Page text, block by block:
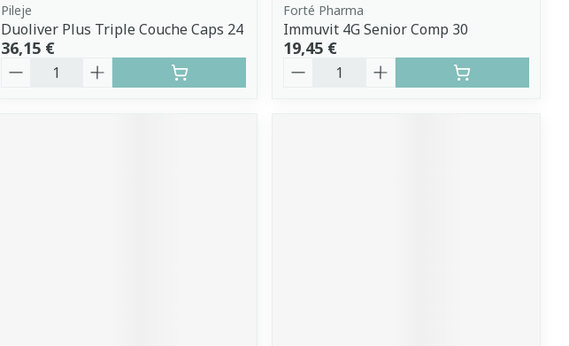
Pileje
Duoliver Plus Triple Couche Caps 24
36,15 €
Quantité
Forté Pharma
Immuvit 4G Senior Comp 30
19,45 €
Quantité